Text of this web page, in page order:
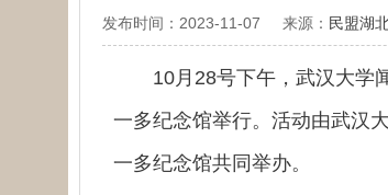
发布时间：2023-11-07 来源： 民盟湖
10月28号下午，武汉大学闻
一多纪念馆举行。活动由武汉
一多纪念馆共同举办。